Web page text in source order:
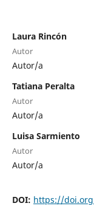
Laura Rincón
Autor
Autor/a
Tatiana Peralta
Autor
Autor/a
Luisa Sarmiento
Autor
Autor/a
DOI: https://